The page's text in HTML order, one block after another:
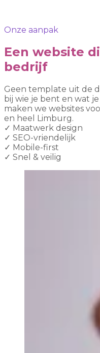
Onze aanpak
Een website
bedrijf
Geen template uit de
bij wie je bent en wat
maken we websites
en heel Limburg.
✓ Maatwerk design
✓ SEO-vriendelijk
✓ Mobile-first
✓ Snel & veilig